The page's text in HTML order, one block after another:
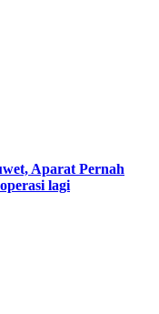
Aparat Pernah
lagi